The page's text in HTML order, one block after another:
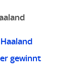
gewinnt